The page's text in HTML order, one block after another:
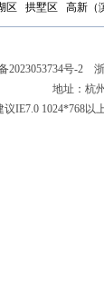
区 拱墅区 高新（
2023053734号-2 浙
地址：杭
议IE7.0 1024*768